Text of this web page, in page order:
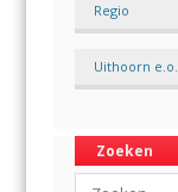
Regio
Uithoorn e.o.
Zoeken
Search